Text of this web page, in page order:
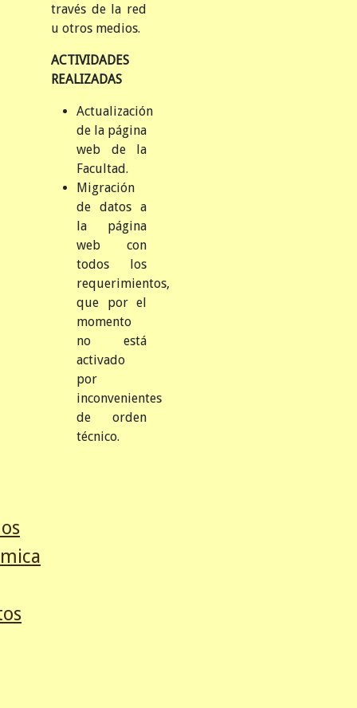
través de la red
u otros medios.
ACTIVIDADES
REALIZADAS
Actualización
de la página
web de la
Facultad.
Migración
de datos a
la página
web con
todos los
requerimientos,
que por el
momento
no está
activado
por
inconvenientes
de orden
técnico.